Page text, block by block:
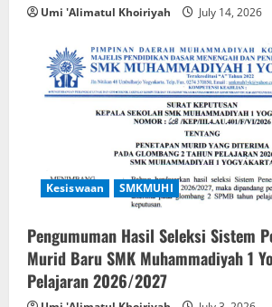
Umi 'Alimatul Khoiriyah July 14, 2026
Kesiswaan SMKMUHI
Pengumuman Hasil Seleksi Sistem
Murid Baru SMK Muhammadiyah 1
Pelajaran 2026/2027